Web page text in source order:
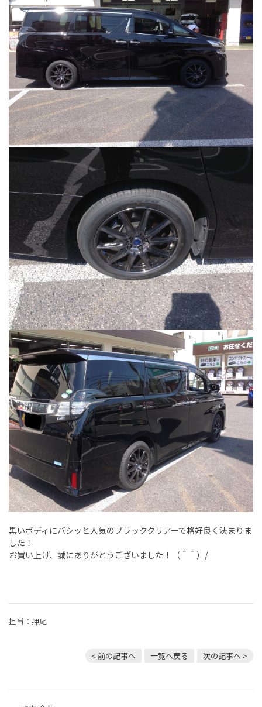
黒いボディにバシッと人気のブラッククリアーで格好良く決まりま
した！
お買い上げ、誠にありがとうございました！（＾＾）/
担当：押尾
< 前の記事へ 一覧へ戻る 次の記事へ >